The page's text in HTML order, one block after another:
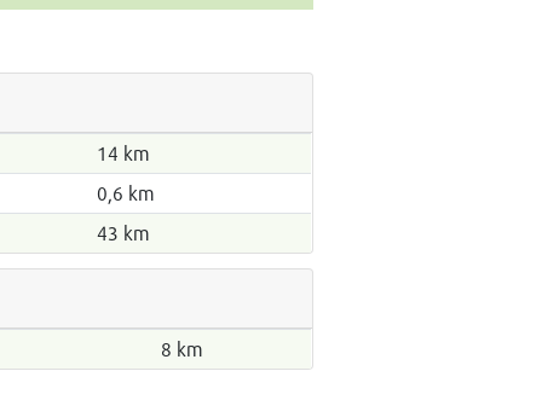
14 km
0,6 km
43 km
8 km